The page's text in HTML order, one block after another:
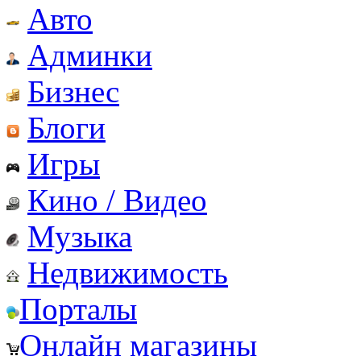
Авто
Админки
Бизнес
Блоги
Игры
Кино / Видео
Музыка
Недвижимость
Порталы
Онлайн магазины